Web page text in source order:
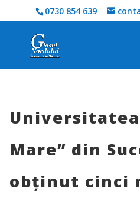
0730 854 639
Mare” din
obținut cinci